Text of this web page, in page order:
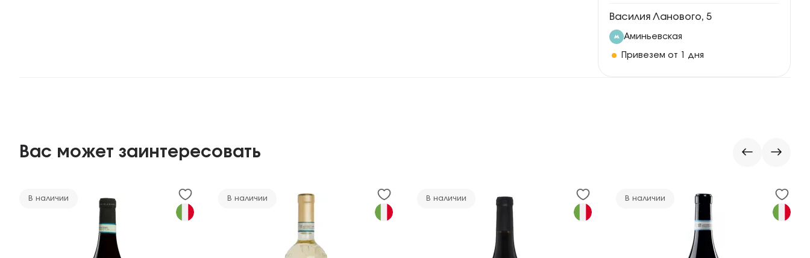
Василия Ланового, 5
Аминьевская
Привезем от 1 дня
Вас может заинтересовать
В наличии В наличии В наличии В наличии